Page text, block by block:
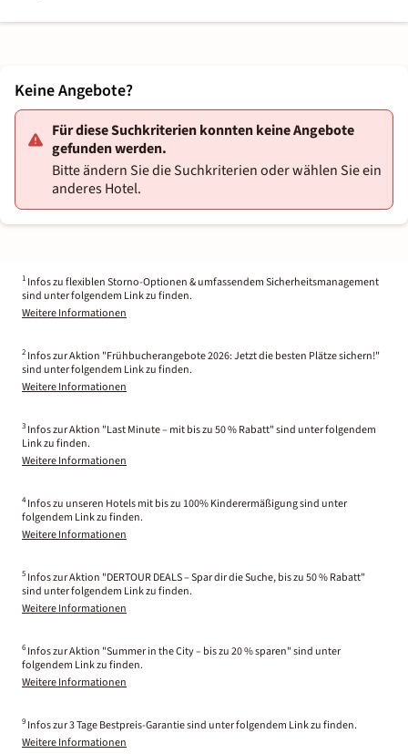
Keine Angebote?
Für diese Suchkriterien konnten keine Angebote
gefunden werden.
Bitte ändern Sie die Suchkriterien oder wählen Sie ein
anderes Hotel.
1 Infos zu flexiblen Storno-Optionen & umfassendem Sicherheitsmanagement
sind unter folgendem Link zu finden.
Weitere Informationen
2 Infos zur Aktion "Frühbucherangebote 2026: Jetzt die besten Plätze sichern!"
sind unter folgendem Link zu finden.
Weitere Informationen
3 Infos zur Aktion "Last Minute – mit bis zu 50 % Rabatt" sind unter folgendem
Link zu finden.
Weitere Informationen
4 Infos zu unseren Hotels mit bis zu 100% Kinderermäßigung sind unter
folgendem Link zu finden.
Weitere Informationen
5 Infos zur Aktion "DERTOUR DEALS – Spar dir die Suche, bis zu 50 % Rabatt"
sind unter folgendem Link zu finden.
Weitere Informationen
6 Infos zur Aktion "Summer in the City – bis zu 20 % sparen" sind unter
folgendem Link zu finden.
Weitere Informationen
9 Infos zur 3 Tage Bestpreis-Garantie sind unter folgendem Link zu finden.
Weitere Informationen